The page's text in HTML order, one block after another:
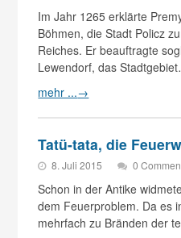
Im Jahr 1265 erklärte
Böhmen, die Stadt Policz
Reiches. Er beauftragte
Lewendorf, das
mehr ...→
Tatü-tata, die
8. Juli 2015 0
Schon in der Antike
dem Feuerproblem. Da es
mehrfach zu Bränden der